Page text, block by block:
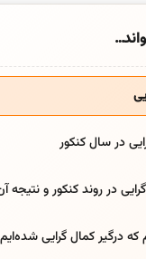
در سال کنکور
در روند کنکور و نتیجه
درگیر کمال گرایی